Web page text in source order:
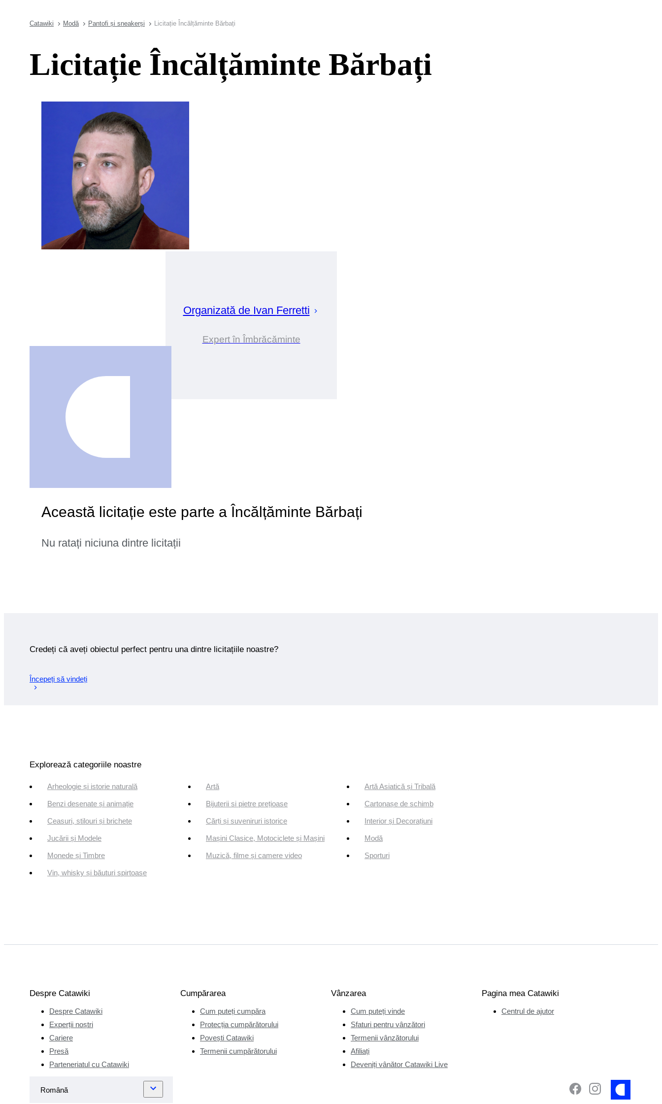
Catawiki Modă Pantofi și sneakerși Licitație Încălțăminte Bărbați
Licitație Încălțăminte Bărbați
Organizată de Ivan Ferretti
Expert în Îmbrăcăminte
Această licitație este parte a Încălțăminte Bărbați
Nu ratați niciuna dintre licitații
Credeți că aveți obiectul perfect pentru una dintre licitațiile noastre?
Începeți să vindeți
Explorează categoriile noastre
Arheologie și istorie naturală Artă Artă Asiatică și Tribală
Benzi desenate și animație Bijuterii si pietre prețioase Cartonașe de schimb
Ceasuri, stilouri și brichete Cărți și suveniruri istorice Interior și Decorațiuni
Jucării și Modele Mașini Clasice, Motociclete și Mașini Modă
Monede și Timbre Muzică, filme și camere video Sporturi
Vin, whisky și băuturi spirtoase
Despre Catawiki
Despre Catawiki
Experții noștri
Cariere
Presă
Parteneriatul cu Catawiki
Cumpărarea
Cum puteți cumpăra
Protecția cumpărătorului
Povești Catawiki
Termenii cumpărătorului
Vânzarea
Cum puteți vinde
Sfaturi pentru vânzători
Termenii vânzătorului
Afiliați
Deveniți vânător Catawiki Live
Pagina mea Catawiki
Centrul de ajutor